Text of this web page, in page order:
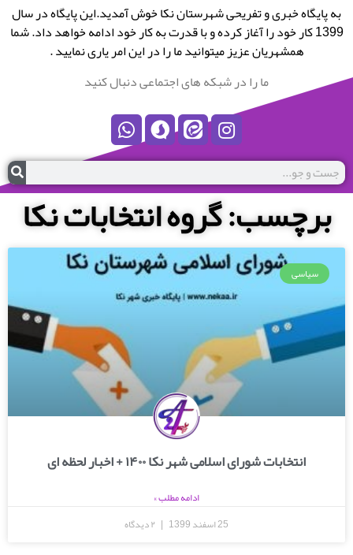
به پایگاه خبری و تفریحی شهرستان نکا خوش آمدید.این پایگاه در سال
1399 کار خود را آغاز کرده و با قدرت به کار خود ادامه خواهد داد. شما
همشهریان عزیز میتوانید ما را در این امر یاری نمایید .
ما را در شبکه های اجتماعی دنبال کنید
برچسب: گروه انتخابات نکا
سیاسی
انتخابات شورای اسلامی شهر نکا ۱۴۰۰ + اخبار لحظه ای
ادامه مطلب »
25 اسفند 1399